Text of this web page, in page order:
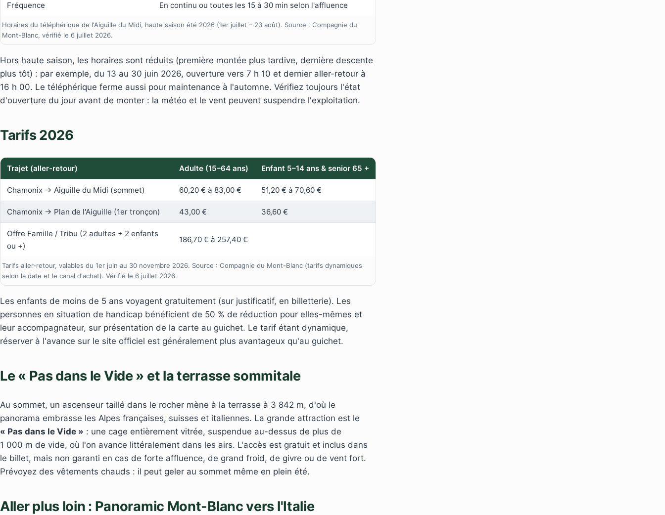
Horaires du téléphérique de l'Aiguille du Midi, haute saison été 2026 (1er juillet – 23 août). Source : Compagnie du
Mont-Blanc, vérifié le 6 juillet 2026.
Fréquence En continu ou toutes les 15 à 30 min selon l'affluence
Hors haute saison, les horaires sont réduits (première montée plus tardive, dernière descente
plus tôt) : par exemple, du 13 au 30 juin 2026, ouverture vers 7 h 10 et dernier aller-retour à
16 h 00. Le téléphérique ferme aussi pour maintenance à l'automne. Vérifiez toujours l'état
d'ouverture du jour avant de monter : la météo et le vent peuvent suspendre l'exploitation.
Tarifs 2026
Tarifs aller-retour, valables du 1er juin au 30 novembre 2026. Source : Compagnie du Mont-Blanc (tarifs dynamiques
selon la date et le canal d'achat). Vérifié le 6 juillet 2026.
Trajet (aller-retour) Adulte (15–64 ans) Enfant 5–14 ans & senior 65 +
Chamonix → Aiguille du Midi (sommet) 60,20 € à 83,00 € 51,20 € à 70,60 €
Chamonix → Plan de l'Aiguille (1er tronçon) 43,00 € 36,60 €
Offre Famille / Tribu (2 adultes + 2 enfants
ou +)
186,70 € à 257,40 €
Les enfants de moins de 5 ans voyagent gratuitement (sur justificatif, en billetterie). Les
personnes en situation de handicap bénéficient de 50 % de réduction pour elles-mêmes et
leur accompagnateur, sur présentation de la carte au guichet. Le tarif étant dynamique,
réserver à l'avance sur le site officiel est généralement plus avantageux qu'au guichet.
Le « Pas dans le Vide » et la terrasse sommitale
Au sommet, un ascenseur taillé dans le rocher mène à la terrasse à 3 842 m, d'où le
panorama embrasse les Alpes françaises, suisses et italiennes. La grande attraction est le
« Pas dans le Vide » : une cage entièrement vitrée, suspendue au-dessus de plus de
1 000 m de vide, où l'on avance littéralement dans les airs. L'accès est gratuit et inclus dans
le billet, mais non garanti en cas de forte affluence, de grand froid, de givre ou de vent fort.
Prévoyez des vêtements chauds : il peut geler au sommet même en plein été.
Aller plus loin : Panoramic Mont-Blanc vers l'Italie